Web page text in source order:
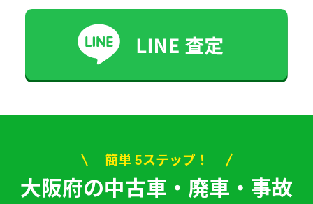
簡単 5ステップ！
大阪府の中古車・廃車・事故